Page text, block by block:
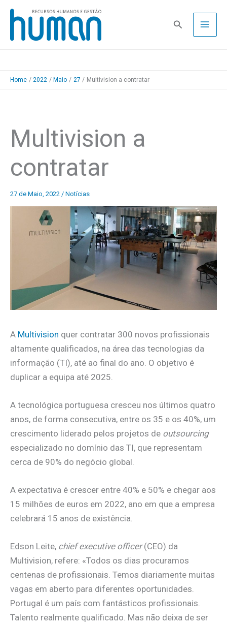
Skip
content
Pesquisa
Home 2022 Maio 27 Multivision a contratar
Multivision a
contratar
27 de Maio, 2022 / Notícias
A Multivision quer contratar 300 novos profissionais
altamente qualificados, na área das tecnologias da
informação (TI), até ao final do ano. O objetivo é
duplicar a equipa até 2025.
A tecnológica portuguesa cresceu nos últimos quatro
anos, de forma consecutiva, entre os 35 e os 40%, um
crescimento liderado pelos projetos de outsourcing
especializado no domínio das TI, que representam
cerca de 90% do negócio global.
A expectativa é crescer entre 40% e 50% e chegar aos
15 milhões de euros em 2022, ano em que a empresa
celebrará 15 anos de existência.
Edson Leite, chief executive officer(CEO) da
Multivision, refere: «Todos os dias procuramos
centenas de profissionais. Temos diariamente muitas
vagas em aberto para diferentes oportunidades.
Portugal é um país com fantásticos profissionais.
Talento realmente qualificado. Mas não deixa de ser